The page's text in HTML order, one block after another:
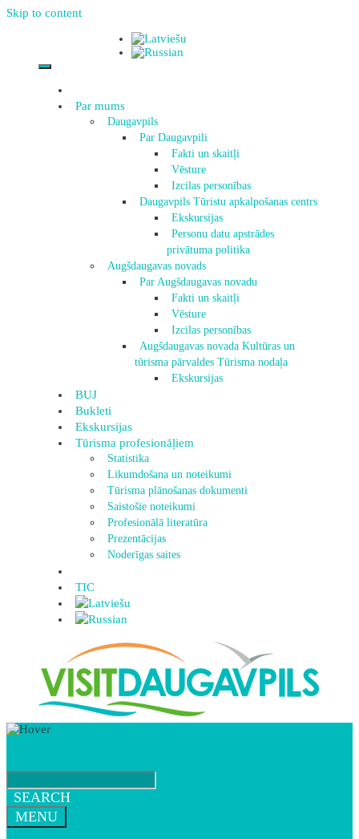
Skip to content
Par mums
Daugavpils
Par Daugavpili
Fakti un skaitļi
Vēsture
Izcilas personības
Daugavpils Tūristu apkalpošanas centrs
Ekskursijas
Personu datu apstrādes
privātuma politika
Augšdaugavas novads
Par Augšdaugavas novadu
Fakti un skaitļi
Vēsture
Izcilas personības
Augšdaugavas novada Kultūras un
tūrisma pārvaldes Tūrisma nodaļa
Ekskursijas
BUJ
Bukleti
Ekskursijas
Tūrisma profesionāļiem
Statistika
Likumdošana un noteikumi
Tūrisma plānošanas dokumenti
Saistošie noteikumi
Profesionālā literatūra
Prezentācijas
Noderīgas saites
TIC
SEARCH
MENU